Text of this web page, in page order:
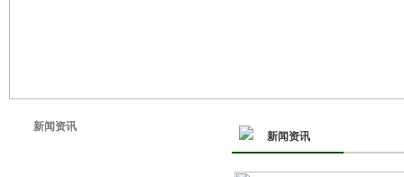
新闻资讯
新闻资讯